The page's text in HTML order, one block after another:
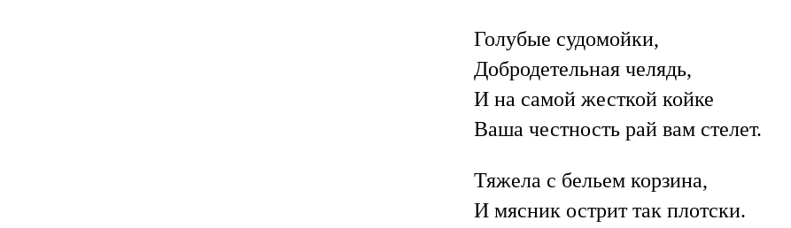
Голубые судомойки,
Добродетельная челядь,
И на самой жесткой койке
Ваша честность рай вам стелет.
Тяжела с бельем корзина,
И мясник острит так плотски.